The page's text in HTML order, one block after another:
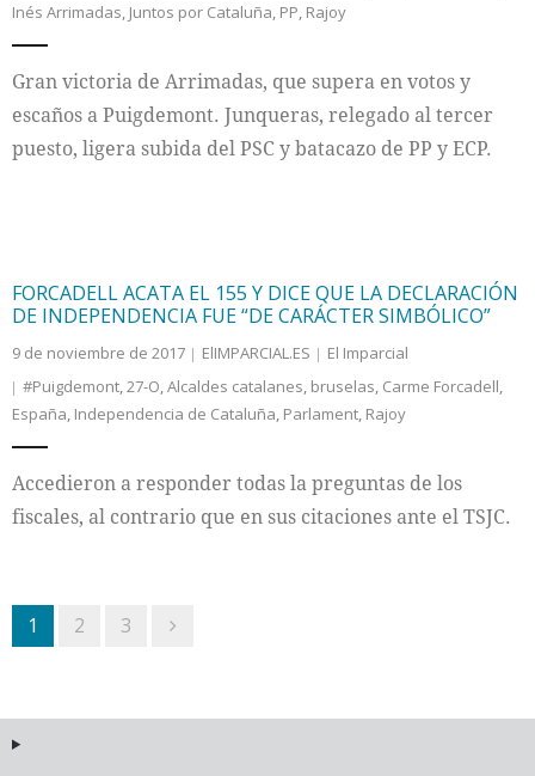
Inés Arrimadas, Juntos por Cataluña, PP, Rajoy
Gran victoria de Arrimadas, que supera en votos y
escaños a Puigdemont. Junqueras, relegado al tercer
puesto, ligera subida del PSC y batacazo de PP y ECP.
FORCADELL ACATA EL 155 Y DICE QUE LA DECLARACIÓN
DE INDEPENDENCIA FUE “DE CARÁCTER SIMBÓLICO”
9 de noviembre de 2017 ElIMPARCIAL.ES
El Imparcial
#Puigdemont,27-O,Alcaldes catalanes, bruselas, Carme Forcadell,
España, Independencia de Cataluña, Parlament, Rajoy
Accedieron a responder todas la preguntas de los
fiscales, al contrario que en sus citaciones ante el TSJC.
1 2 3